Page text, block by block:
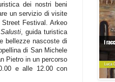
dei nostri beni
un servizio di visite
Street Festival. Arkeo
, guida turistica
bellezze nascoste di
di San Michele
Pietro in un percorso
e alle 12.00 con